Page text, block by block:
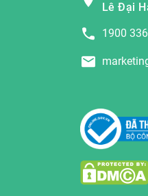
Lê Đại
1900